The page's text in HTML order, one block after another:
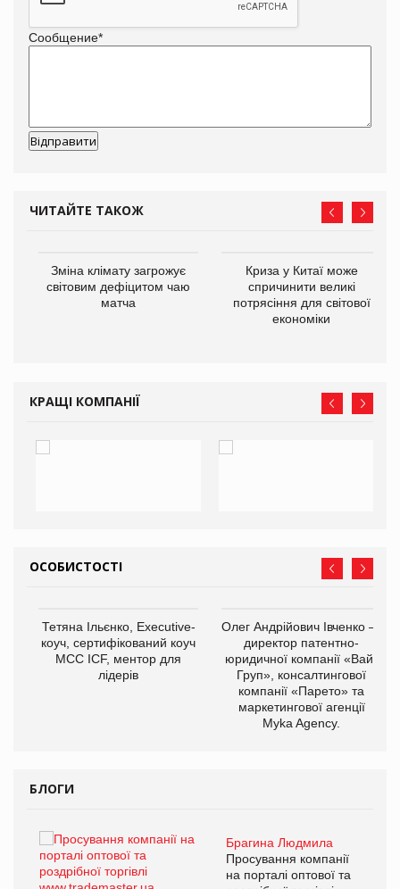
Сообщение*
ЧИТАЙТЕ ТАКОЖ
Зміна клімату загрожує
світовим дефіцитом чаю
матча
Криза у Китаї може
спричинити великі
потрясіння для світової
економіки
КРАЩІ КОМПАНІЇ
ОСОБИСТОСТІ
Тетяна Ільєнко, Executive-
коуч, сертифікований коуч
МСС ICF, ментор для
лідерів
Олег Андрійович Івченко —
директор патентно-
юридичної компанії «Вайз
Груп», консалтингової
компанії «Парето» та
маркетингової агенції
Myka Agency.
БЛОГИ
Брагина Людмила
Просування компанії
на порталі оптової та